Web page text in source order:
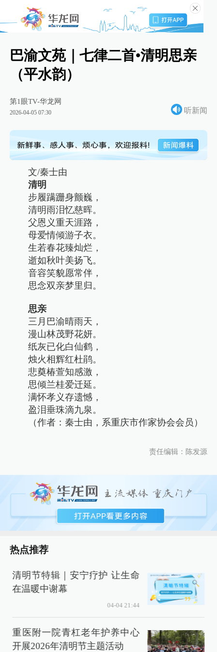
巴渝文苑｜七律二首•清明思亲
（平水韵）
第1眼TV-华龙网
2026-04-05 07:30 听新闻
文/秦士由
清明
步履蹒跚身颤巍，
清明雨泪忆慈晖。
父恩义重天涯路，
母爱情倾游子衣。
生若春花臻灿烂，
逝如秋叶美扬飞。
音容笑貌愿常伴，
思念双亲梦里归。
思亲
三月巴渝晴雨天，
漫山林茂野花妍。
纸灰已化白仙鹤，
烛火相辉红杜鹃。
悲奠椿萱知感激，
思倾兰桂爱迁延。
满怀孝义存遗憾，
盈泪垂珠滴九泉。
（作者：秦士由，系重庆市作家协会会员）
责任编辑：陈发源
热点推荐
清明节特辑｜安宁疗护 让生命
在温暖中谢幕
04-04 21:44
重医附一院青杠老年护养中心
开展2026年清明节主题活动